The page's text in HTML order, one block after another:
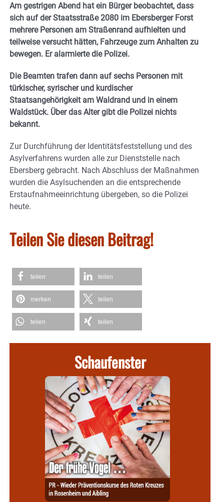
Am gestrigen Abend hat ein Bürger beobachtet, dass
sich auf der Staatsstraße 2080 im Ebersberger Forst
mehrere Personen am Straßenrand aufhielten und
teilweise versucht hätten, Fahrzeuge zum Anhalten zu
bewegen. Er alarmierte die Polizei.
Die Beamten trafen dann auf sechs Personen mit
türkischer, syrischer und kurdischer
Staatsangehörigkeit am Waldrand und in einem
Waldstück. Über das Alter gibt die Polizei nichts
bekannt.
Zur Durchführung der Identitätsfeststellung und des
Asylverfahrens wurden alle zur Dienststelle nach
Ebersberg gebracht. Nach Abschluss der Maßnahmen
wurden die Asylsuchenden an die entsprechende
Erstaufnahmeeinrichtung übergeben, so die Polizei
heute.
Teilen Sie diesen Beitrag!
teilen teilen
merken teilen
teilen teilen
Schaufenster